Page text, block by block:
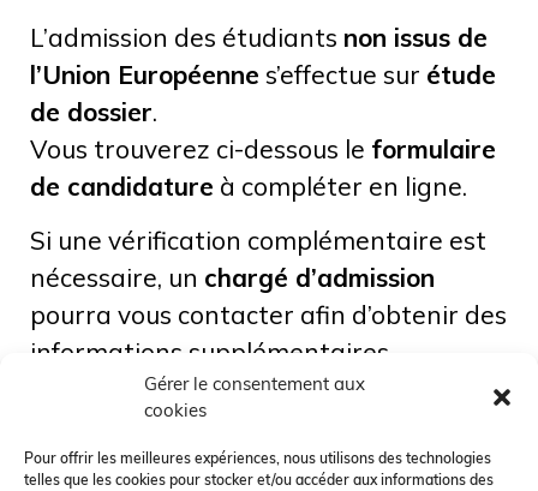
Gérer le consentement aux
cookies
Pour offrir les meilleures expériences, nous utilisons des technologies
telles que les cookies pour stocker et/ou accéder aux informations des
L’admission des étudiants non issus de
l’Union Européenne s’effectue sur étude
de dossier.
Vous trouverez ci-dessous le formulaire
de candidature à compléter en ligne.
Si une vérification complémentaire est
nécessaire, un chargé d’admission
pourra vous contacter afin d’obtenir des
informations supplémentaires.
Une fois votre dossieraccepté et validé,
vous pourrez procéder à votre
inscription définitive.